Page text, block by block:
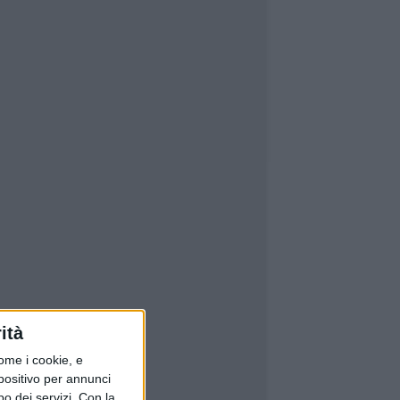
i cookie, e
per annunci